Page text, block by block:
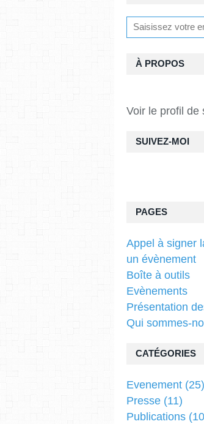
SUIVEZ-MOI
À PROPOS
Voir le profil de
PAGES
Appel à signer
un évènement
Boîte à outils
Evènements
Présentation
Qui sommes-
CATÉGORIES
Evenement (25)
Presse (11)
Publications